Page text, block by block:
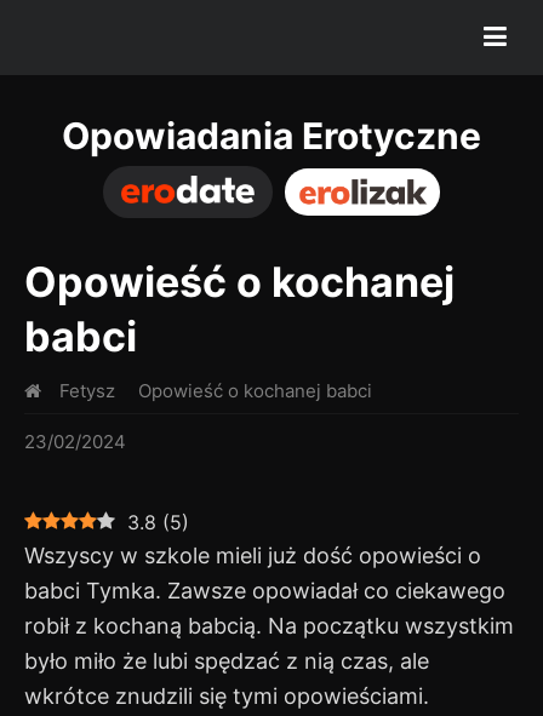
Opowiadania Erotyczne
Opowieść o kochanej
babci
Fetysz Opowieść o kochanej babci
23/02/2024
3.8 (5)
Wszyscy w szkole mieli już dość opowieści o
babci Tymka. Zawsze opowiadał co ciekawego
robił z kochaną babcią. Na początku wszystkim
było miło że lubi spędzać z nią czas, ale
wkrótce znudzili się tymi opowieściami.